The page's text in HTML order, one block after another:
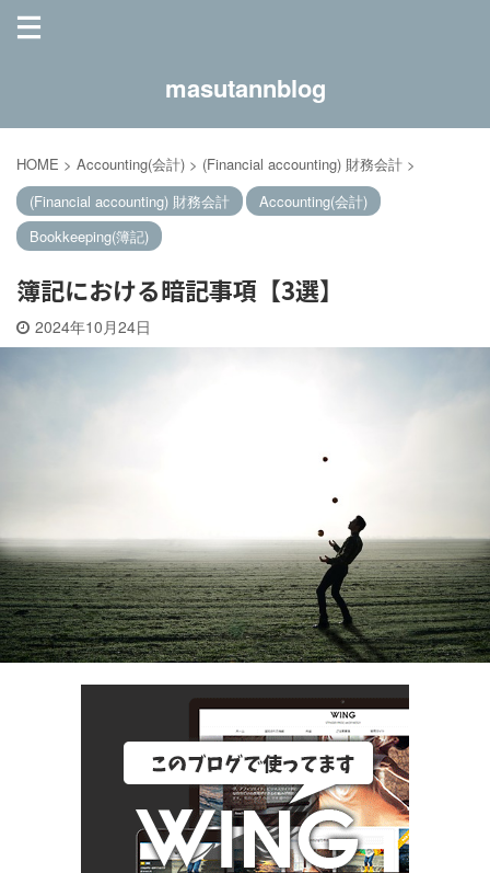
masutannblog
HOME > Accounting(会計) > (Financial accounting) 財務会計 >
(Financial accounting) 財務会計
Accounting(会計)
Bookkeeping(簿記)
簿記における暗記事項【3選】
2024年10月24日